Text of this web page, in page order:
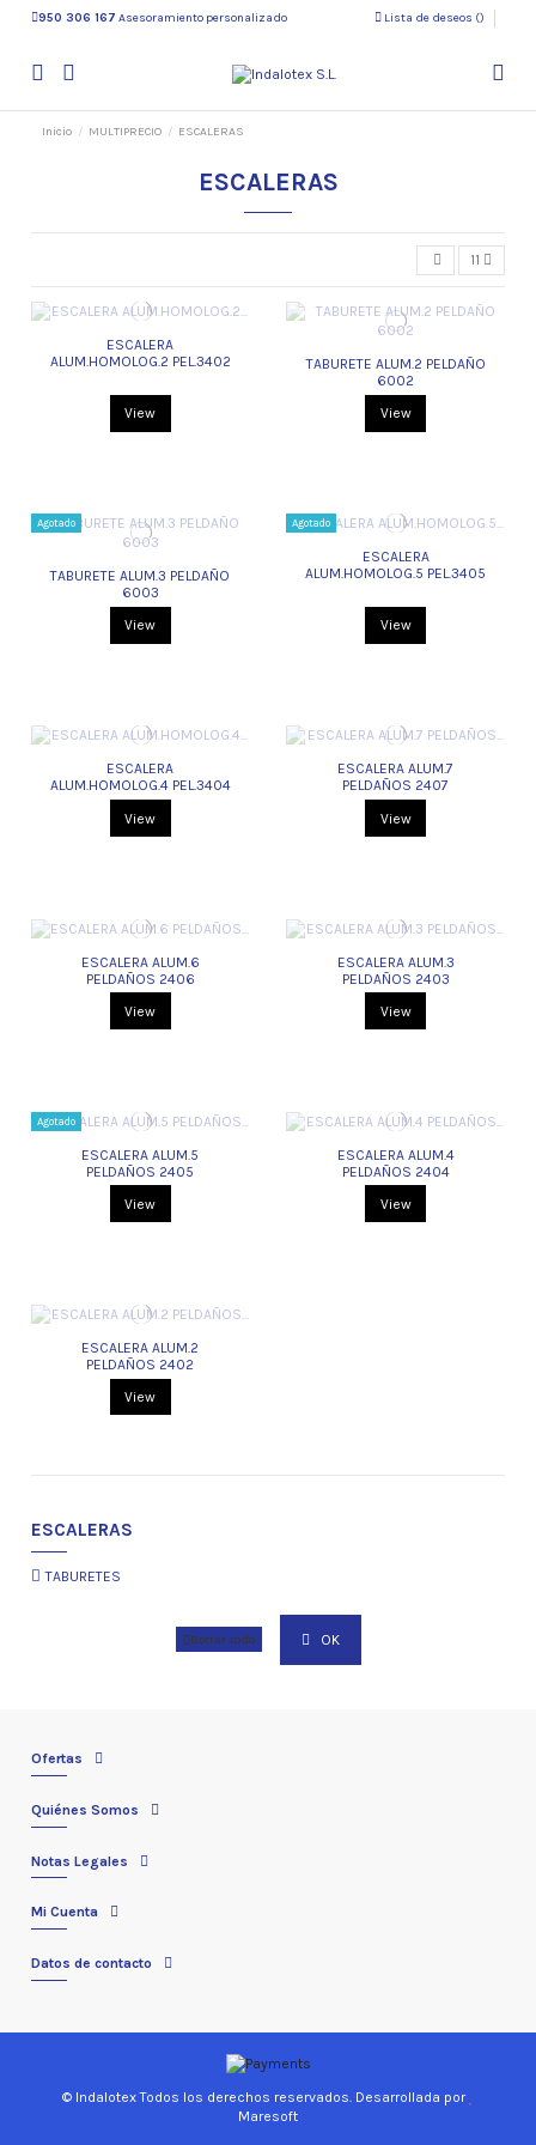
950 306 167 Asesoramiento personalizado Lista de deseos ()
Inicio MULTIPRECIO ESCALERAS
ESCALERAS
11
ESCALERA
ALUM.HOMOLOG.2 PEL.3402
View
TABURETE ALUM.2 PELDAÑO
6002
View
Agotado
TABURETE ALUM.3 PELDAÑO
6003
View
Agotado
ESCALERA
ALUM.HOMOLOG.5 PEL.3405
View
ESCALERA
ALUM.HOMOLOG.4 PEL.3404
View
ESCALERA ALUM.7
PELDAÑOS 2407
View
ESCALERA ALUM.6
PELDAÑOS 2406
View
ESCALERA ALUM.3
PELDAÑOS 2403
View
Agotado
ESCALERA ALUM.5
PELDAÑOS 2405
View
ESCALERA ALUM.4
PELDAÑOS 2404
View
ESCALERA ALUM.2
PELDAÑOS 2402
View
ESCALERAS
TABURETES
Borrar todo OK
Ofertas
Quiénes Somos
Notas Legales
Mi Cuenta
Datos de contacto
© Indalotex Todos los derechos reservados. Desarrollada por
Maresoft